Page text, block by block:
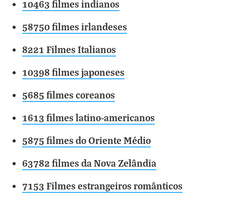
10463 filmes indianos
58750 filmes irlandeses
8221 Filmes Italianos
10398 filmes japoneses
5685 filmes coreanos
1613 filmes latino-americanos
5875 filmes do Oriente Médio
63782 filmes da Nova Zelândia
7153 Filmes estrangeiros românticos